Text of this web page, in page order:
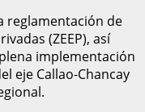
reglamentación de
(ZEEP), así
implementación
eje Callao-Chancay